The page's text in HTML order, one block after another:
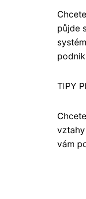
půjde
TIPY
vám